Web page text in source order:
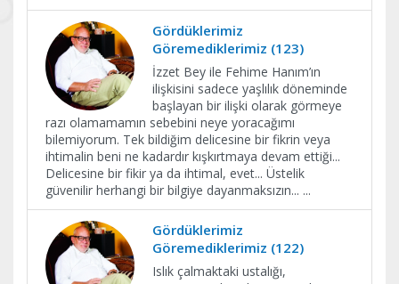
Gördüklerimiz
Göremediklerimiz (123)
İzzet Bey ile Fehime Hanım’ın
ilişkisini sadece yaşlılık döneminde
başlayan bir ilişki olarak görmeye
razı olamamamın sebebini neye yoracağımı
bilemiyorum. Tek bildiğim delicesine bir fikrin veya
ihtimalin beni ne kadardır kışkırtmaya devam ettiği...
Delicesine bir fikir ya da ihtimal, evet... Üstelik
güvenilir herhangi bir bilgiye dayanmaksızın... ...
Gördüklerimiz
Göremediklerimiz (122)
Islık çalmaktaki ustalığı,